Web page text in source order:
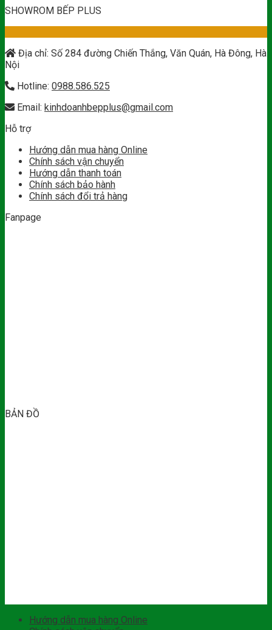
SHOWROM BẾP PLUS
Địa chỉ: Số 284 đường Chiến Thắng, Văn Quán, Hà Đông, Hà
Nội
Hotline: 0988.586.525
Email: kinhdoanhbepplus@gmail.com
Hỗ trợ
Hướng dẫn mua hàng Online
Chính sách vận chuyển
Hướng dẫn thanh toán
Chính sách bảo hành
Chính sách đổi trả hàng
Fanpage
BẢN ĐỒ
Hướng dẫn mua hàng Online